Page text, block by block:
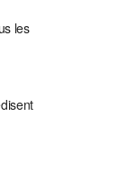
les